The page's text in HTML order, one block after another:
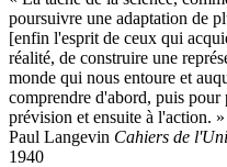
poursuivre une adaptation de
[enfin l'esprit de ceux qui
réalité, de construire une
monde qui nous entoure et
comprendre d'abord, puis pour
prévision et ensuite à l'action. »
Paul Langevin Cahiers de
1940